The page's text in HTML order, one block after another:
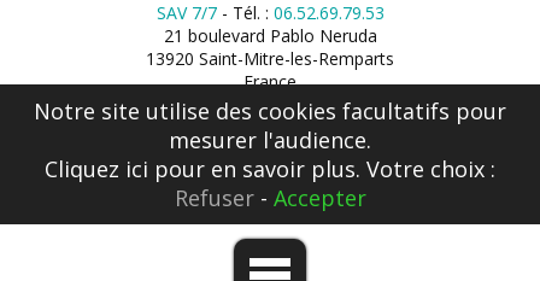
SAV 7/7- Tél. : 06.52.69.79.53
21 boulevard Pablo Neruda
13920 Saint-Mitre-les-Remparts
France
Notre site utilise des cookies facultatifs pour
mesurer l'audience.
Cliquez ici pour en savoir plus. Votre choix :
Refuser- Accepter